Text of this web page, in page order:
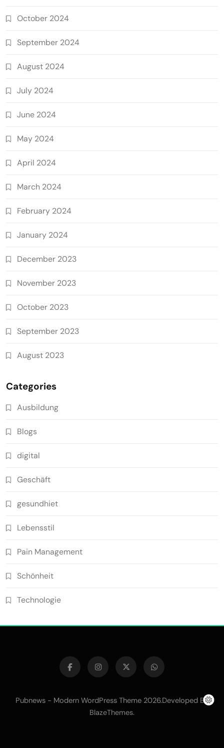
October 2024
September 2024
August 2024
July 2024
June 2024
May 2024
April 2024
March 2024
February 2024
January 2024
December 2023
November 2023
October 2023
September 2023
August 2023
Categories
Ausbildung
Blogs
digital
Geschäft
gesundhiet
Lebensstil
Pain Management
Schönheit
Technologie
Pubnews - Modern WordPress Theme 2026.Developed By
BlazeThemes.